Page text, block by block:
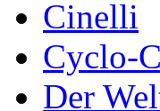
Cinelli
Cyclo-
Der